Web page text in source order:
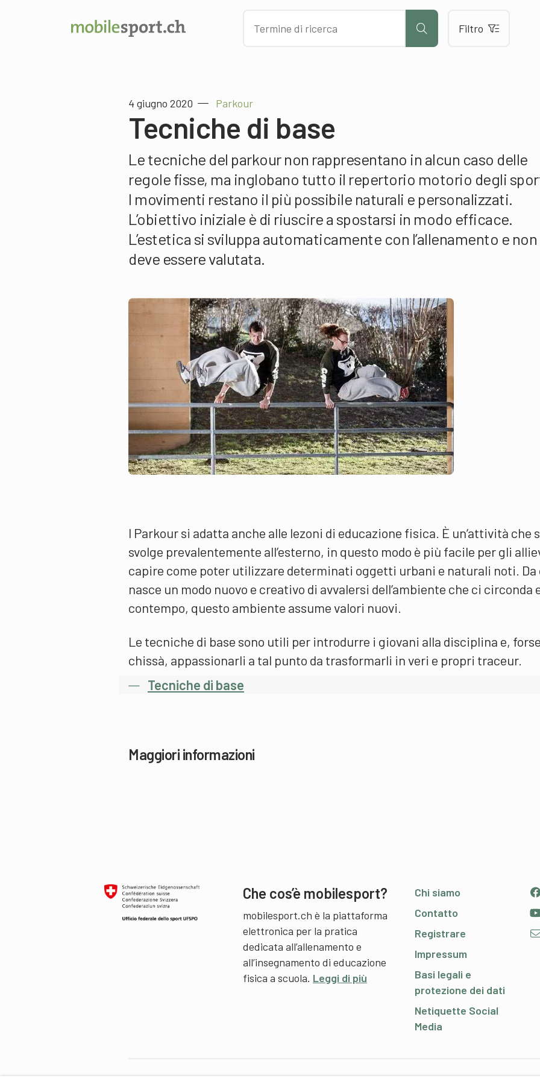
Filtro
4 giugno 2020 Parkour
Tecniche di base
Le tecniche del parkour non rappresentano in alcun caso delle
regole fisse, ma inglobano tutto il repertorio motorio degli
I movimenti restano il più possibile naturali e personalizzati.
L’obiettivo iniziale è di riuscire a spostarsi in modo efficace.
L’estetica si sviluppa automaticamente con l’allenamento e non
deve essere valutata.
l Parkour si adatta anche alle lezoni di educazione fisica. È un’attività che
svolge prevalentemente all’esterno, in questo modo è più facile per gli
capire come poter utilizzare determinati oggetti urbani e naturali noti. Da
nasce un modo nuovo e creativo di avvalersi dell’ambiente che ci circonda
contempo, questo ambiente assume valori nuovi.
Le tecniche di base sono utili per introdurre i giovani alla disciplina e,
chissà, appassionarli a tal punto da trasformarli in veri e propri traceur.
Tecniche di base
Maggiori informazioni
Che cos’è mobilesport?
mobilesport.ch è la piattaforma
elettronica per la pratica
dedicata all’allenamento e
all’insegnamento di educazione
fisica a scuola. Leggi di più
Chi siamo
Contatto
Registrare
Impressum
Basi legali e
protezione dei dati
Netiquette Social
Media